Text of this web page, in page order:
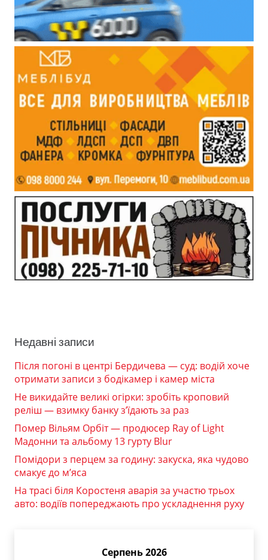
Недавні записи
Після погоні в центрі Бердичева — суд: водій хоче
отримати записи з бодікамер і камер міста
Не викидайте великі огірки: зробіть кроповий
реліш — взимку банку з’їдають за раз
Помер Вільям Орбіт — продюсер Ray of Light
Мадонни та альбому 13 гурту Blur
Помідори з перцем за годину: закуска, яка чудово
смакує до м’яса
На трасі біля Коростеня аварія за участю трьох
авто: водіїв попереджають про ускладнення руху
Серпень 2026